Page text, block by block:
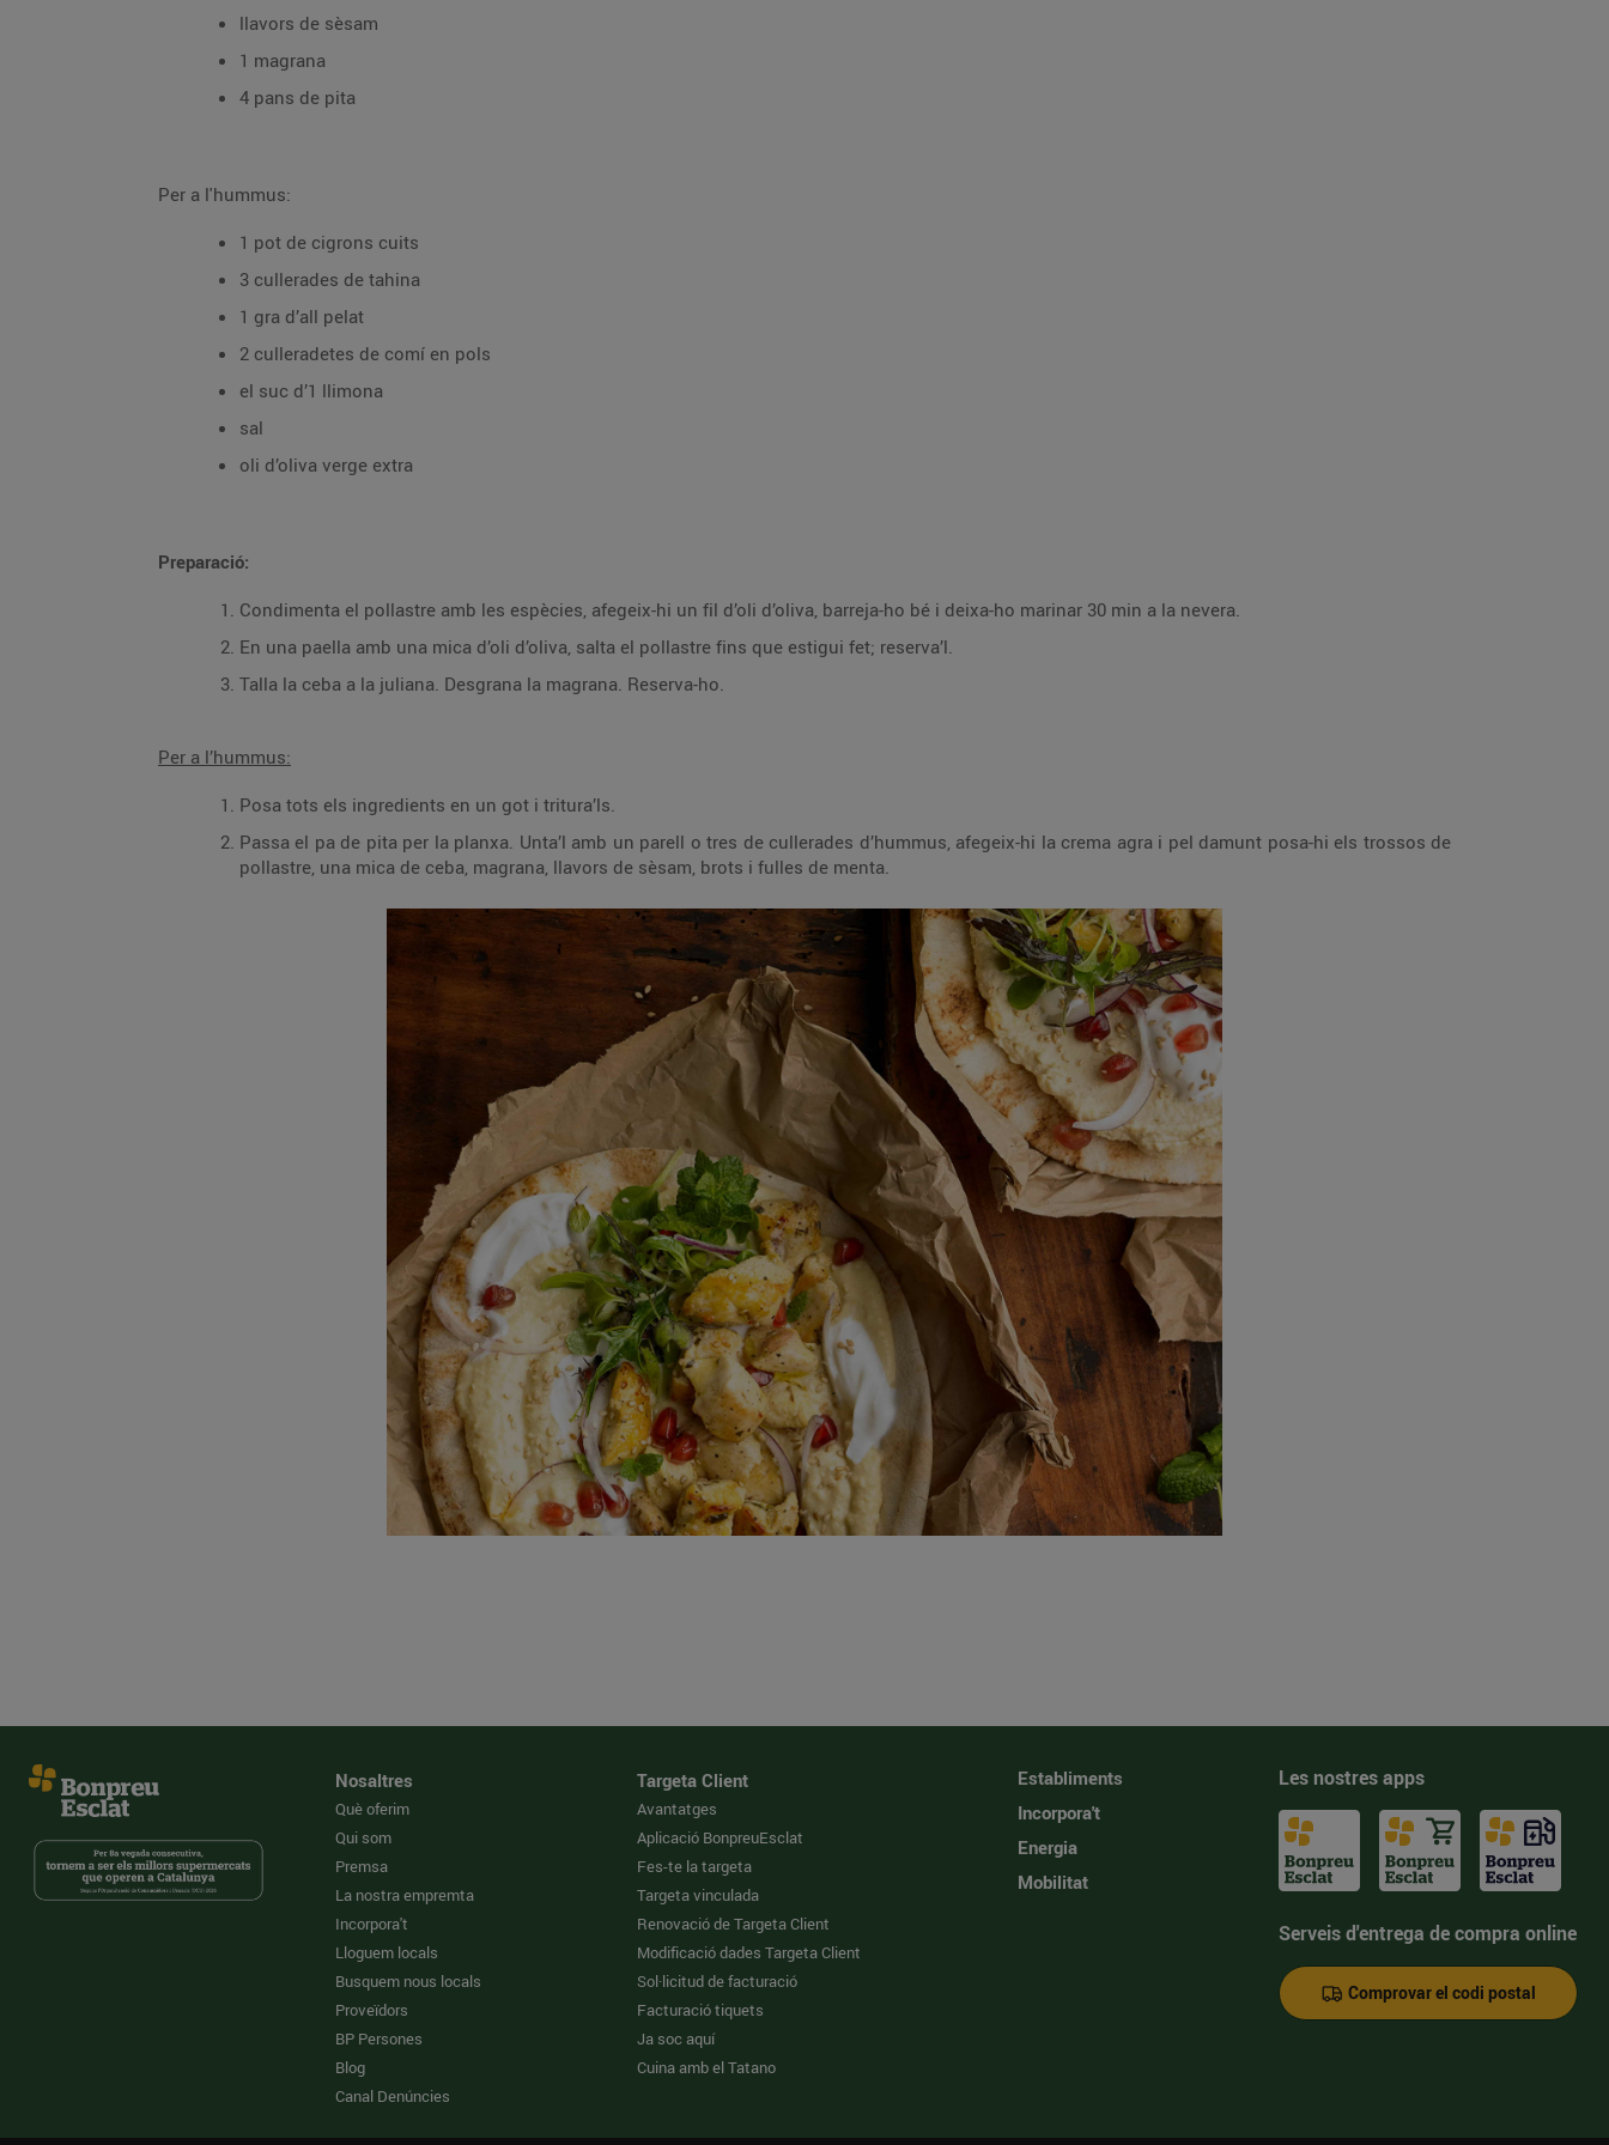
llavors de sèsam
1 magrana
4 pans de pita
Per a l'hummus:
1 pot de cigrons cuits
3 cullerades de tahina
1 gra d’all pelat
2 culleradetes de comí en pols
el suc d’1 llimona
sal
oli d’oliva verge extra
Preparació:
Condimenta el pollastre amb les espècies, afegeix-hi un fil d’oli d’oliva, barreja-ho bé i deixa-ho marinar 30 min a la nevera.
En una paella amb una mica d’oli d’oliva, salta el pollastre fins que estigui fet; reserva’l.
Talla la ceba a la juliana. Desgrana la magrana. Reserva-ho.
Per a l’hummus:
Posa tots els ingredients en un got i tritura’ls.
Passa el pa de pita per la planxa. Unta’l amb un parell o tres de cullerades d’hummus, afegeix-hi la crema agra i pel damunt posa-hi els trossos de
pollastre, una mica de ceba, magrana, llavors de sèsam, brots i fulles de menta.
Nosaltres
Què oferim
Qui som
Premsa
La nostra empremta
Incorpora't
Lloguem locals
Busquem nous locals
Proveïdors
BP Persones
Blog
Canal Denúncies
Targeta Client
Avantatges
Aplicació BonpreuEsclat
Fes-te la targeta
Targeta vinculada
Renovació de Targeta Client
Modificació dades Targeta Client
Sol·licitud de facturació
Facturació tiquets
Ja soc aquí
Cuina amb el Tatano
Establiments
Incorpora't
Energia
Mobilitat
Les nostres apps
Serveis d'entrega de compra online
Comprovar el codi postal